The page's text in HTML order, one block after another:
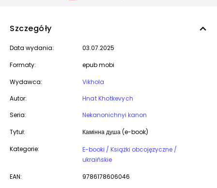
Szczegóły
Data wydania: 03.07.2025
Formaty: epub mobi
Wydawca:
Vikhola
Autor:
Hnat Khotkevych
Seria:
Nekanonichnyi kanon
Tytuł: Камінна душа (e-book)
Kategorie:
E-booki / Książki obcojęzyczne /
ukraińskie
EAN: 9786178606046